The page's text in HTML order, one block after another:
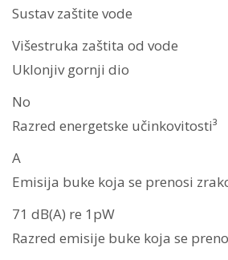
Sustav zaštite vode
Višestruka zaštita od vode
Uklonjiv gornji dio
No
Razred energetske učinkovitosti³
A
Emisija buke koja se prenosi
71 dB(A) re 1pW
Razred emisije buke koja se